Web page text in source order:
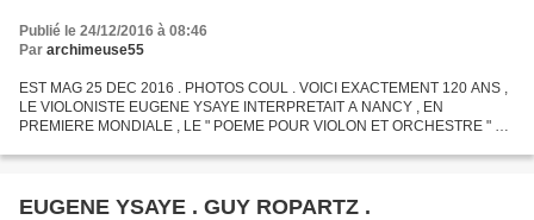
Publié le 24/12/2016 à 08:46
Par archimeuse55
EST MAG 25 DEC 2016 . PHOTOS COUL . VOICI EXACTEMENT 120 ANS ,
LE VIOLONISTE EUGENE YSAYE INTERPRETAIT A NANCY , EN
PREMIERE MONDIALE , LE " POEME POUR VIOLON ET ORCHESTRE " D '
EUGENE YSAYE . GUY ROPARTZ .